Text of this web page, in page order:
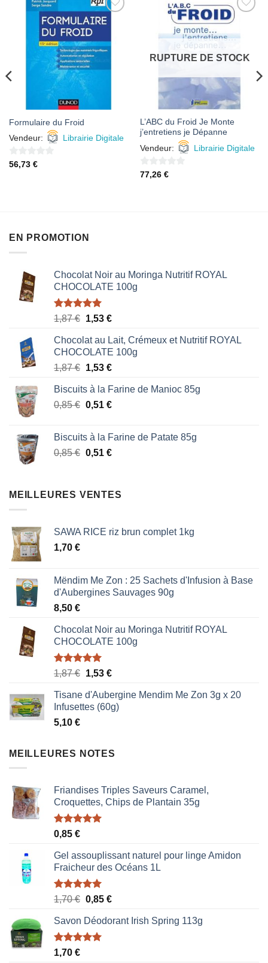
AJOUTER
À MES
FAVORIS
Formulaire du Froid
Vendeur:
Librairie Digitale
0
56,73 €
AJOUTER
FAVORIS
RUPTURE DE STOCK
L’ABC du Froid Je Monte
j’entretiens je Dépanne
Vendeur:
Librairie Digitale
0
77,26 €
EN PROMOTION
Chocolat Noir au Moringa Nutritif ROYAL
CHOCOLATE 100g
Note5.00
1,87€ Le
initial
était :
1,87 €.
1,53 €Le
actuel
est :
1,53 €.
Chocolat au Lait, Crémeux et Nutritif ROYAL
CHOCOLATE 100g
1,87€ Le
initial
était :
1,53 €Le
actuel
est :
Biscuits à la Farine de Manioc 85g
0,85€ Le
était :
0,85 €.
0,51 €Le
est :
0,51 €.
Biscuits à la Farine de Patate 85g
0,85€ Le
était :
0,51 €Le
est :
MEILLEURES VENTES
SAWA RICE riz brun complet 1kg
1,70 €
Mëndim Me Zon : 25 Sachets d'Infusion à Base
d'Aubergines Sauvages 90g
8,50 €
Chocolat Noir au Moringa Nutritif ROYAL
CHOCOLATE 100g
Note5.00
sur 5
1,87€ Le
initial
était :
1,53 €Le
actuel
est :
Tisane d'Aubergine Mendim Me Zon 3g x 20
Infusettes (60g)
5,10 €
MEILLEURES NOTES
Friandises Triples Saveurs Caramel,
Croquettes, Chips de Plantain 35g
Note5.00
0,85 €
Gel assouplissant naturel pour linge Amidon
Fraicheur des Océans 1L
Note5.00
1,70€ Le
initial
était :
0,85 €Le
actuel
Savon Déodorant Irish Spring 113g
Note5.00
1,70 €